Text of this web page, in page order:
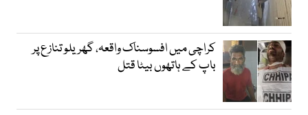
کراچی میں افسوسناک واقعہ، گھریلو تنازع پر
باپ کے ہاتھوں بیٹا قتل